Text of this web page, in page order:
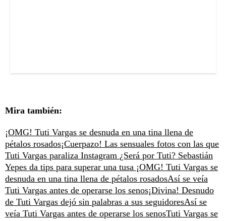
Mira también:
¡OMG! Tuti Vargas se desnuda en una tina llena de
pétalos rosados¡Cuerpazo! Las sensuales fotos con las que
Tuti Vargas paraliza Instagram ¿Será por Tuti? Sebastián
Yepes da tips para superar una tusa ¡OMG! Tuti Vargas se
desnuda en una tina llena de pétalos rosadosAsí se veía
Tuti Vargas antes de operarse los senos¡Divina! Desnudo
de Tuti Vargas dejó sin palabras a sus seguidoresAsí se
veía Tuti Vargas antes de operarse los senosTuti Vargas se